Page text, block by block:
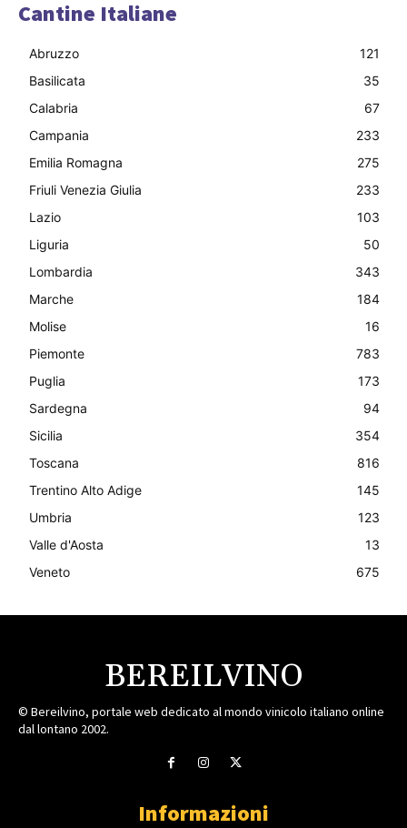
Cantine Italiane
Abruzzo
121
Basilicata
35
Calabria
67
Campania
233
Emilia Romagna
275
Friuli Venezia Giulia
233
Lazio
103
Liguria
50
Lombardia
343
Marche
184
Molise
16
Piemonte
783
Puglia
173
Sardegna
94
Sicilia
354
Toscana
816
Trentino Alto Adige
145
Umbria
123
Valle d'Aosta
13
Veneto
675
BEREILVINO
© Bereilvino, portale web dedicato al mondo vinicolo italiano online
dal lontano 2002.
Informazioni